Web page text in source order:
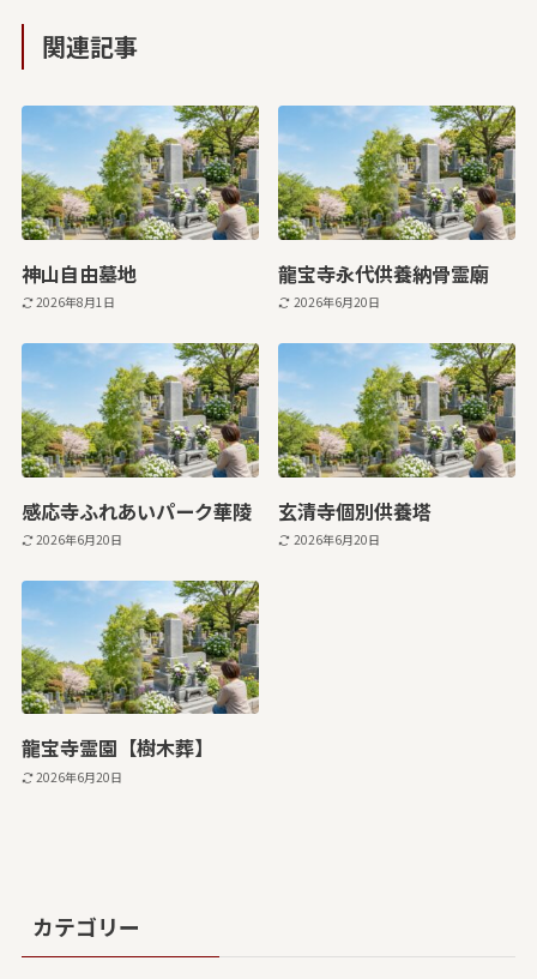
関連記事
神山自由墓地
2026年8月1日
龍宝寺永代供養納骨霊廟
2026年6月20日
感応寺ふれあいパーク華陵
2026年6月20日
玄清寺個別供養塔
2026年6月20日
龍宝寺霊園【樹木葬】
2026年6月20日
カテゴリー